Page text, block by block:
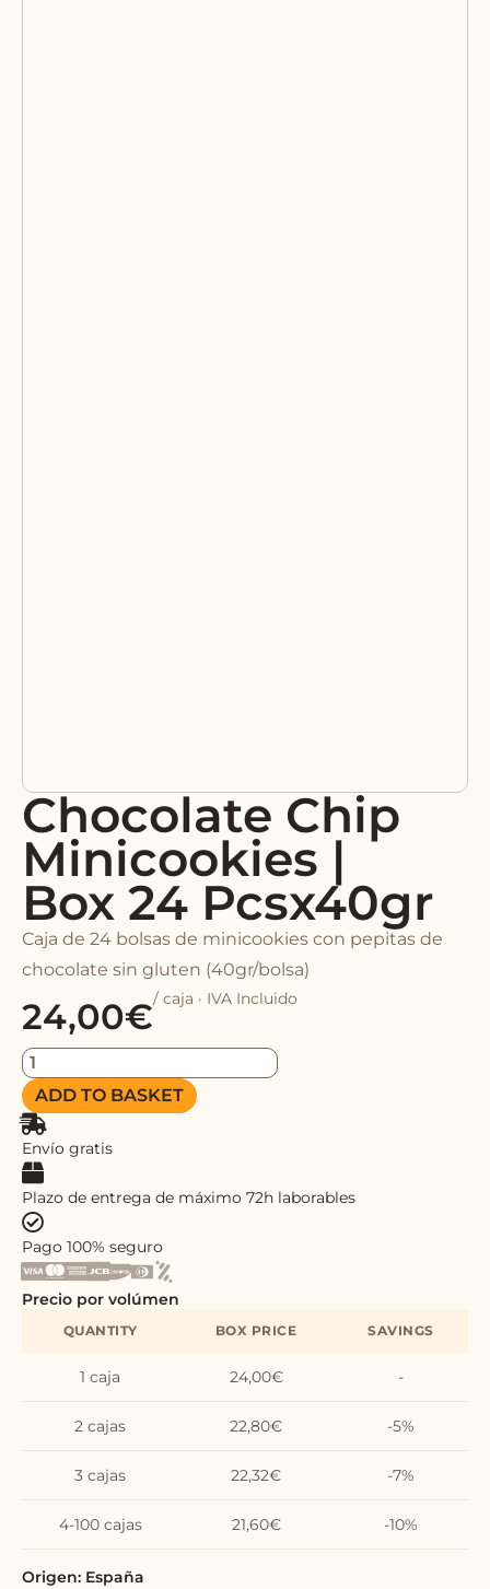
Chocolate Chip
Minicookies |
Box 24 Pcsx40gr
Caja de 24 bolsas de minicookies con pepitas de
chocolate sin gluten (40gr/bolsa)
24,00€/ caja · IVA Incluido
Chocolate
Chip
Minicookies
|
Box
24
Pcsx40gr
quantity
ADD TO BASKET
Envío gratis
Plazo de entrega de máximo 72h laborables
Pago 100% seguro
Precio por volúmen
QUANTITY BOX PRICE SAVINGS
1 caja 24,00€ -
2 cajas 22,80€ -5%
3 cajas 22,32€ -7%
4-100 cajas 21,60€ -10%
Origen: España